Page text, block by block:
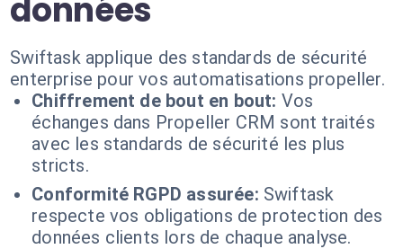
données
Swiftask applique des standards de sécurité
enterprise pour vos automatisations propeller.
Chiffrement de bout en bout: Vos
échanges dans Propeller CRM sont traités
avec les standards de sécurité les plus
stricts.
Conformité RGPD assurée: Swiftask
respecte vos obligations de protection des
données clients lors de chaque analyse.